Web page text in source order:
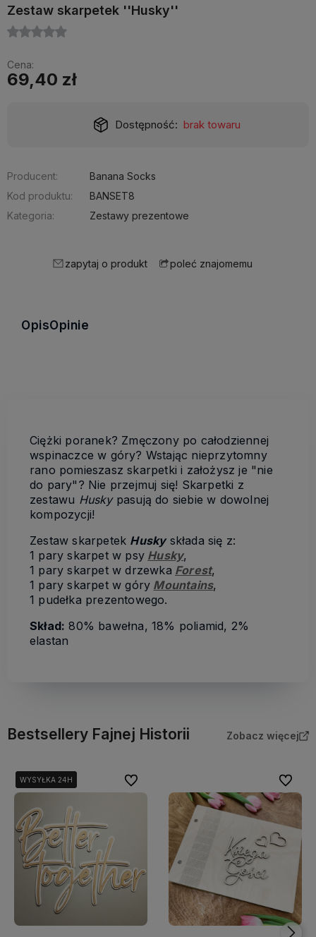
Zestaw skarpetek ''Husky''
Cena:
69,40 zł
Dostępność: brak towaru
Producent:
Banana Socks
Kod produktu:
BANSET8
Kategoria:
Zestawy prezentowe
zapytaj o produkt poleć znajomemu
OpisOpinie
Ciężki poranek? Zmęczony po całodziennej
wspinaczce w góry? Wstając nieprzytomny
rano pomieszasz skarpetki i założysz je "nie
do pary"? Nie przejmuj się! Skarpetki z
zestawu Husky pasują do siebie w dowolnej
kompozycji!
Zestaw skarpetek Husky składa się z:
1 pary skarpet w psy Husky,
1 pary skarpet w drzewka Forest,
1 pary skarpet w góry Mountains,
1 pudełka prezentowego.
Skład: 80% bawełna, 18% poliamid, 2%
elastan
Bestsellery Fajnej Historii Zobacz więcej
WYSYŁKA 24H
WYSYŁKA 24H Do ulubionych Do